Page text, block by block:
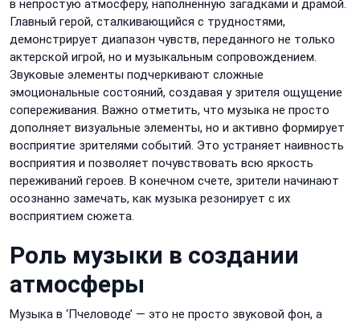
в непростую атмосферу, наполненную загадками и драмой.
Главный герой, сталкивающийся с трудностями,
демонстрирует диапазон чувств, переданного не только
актерской игрой, но и музыкальным сопровождением.
Звуковые элементы подчеркивают сложные
эмоциональные состояний, создавая у зрителя ощущение
сопереживания. Важно отметить, что музыка не просто
дополняет визуальные элементы, но и активно формирует
восприятие зрителями событий. Это устраняет наивность
восприятия и позволяет почувствовать всю яркость
переживаний героев. В конечном счете, зрители начинают
осознанно замечать, как музыка резонирует с их
восприятием сюжета.
Роль музыки в создании
атмосферы
Музыка в ‘Пчеловоде’ — это не просто звуковой фон, а